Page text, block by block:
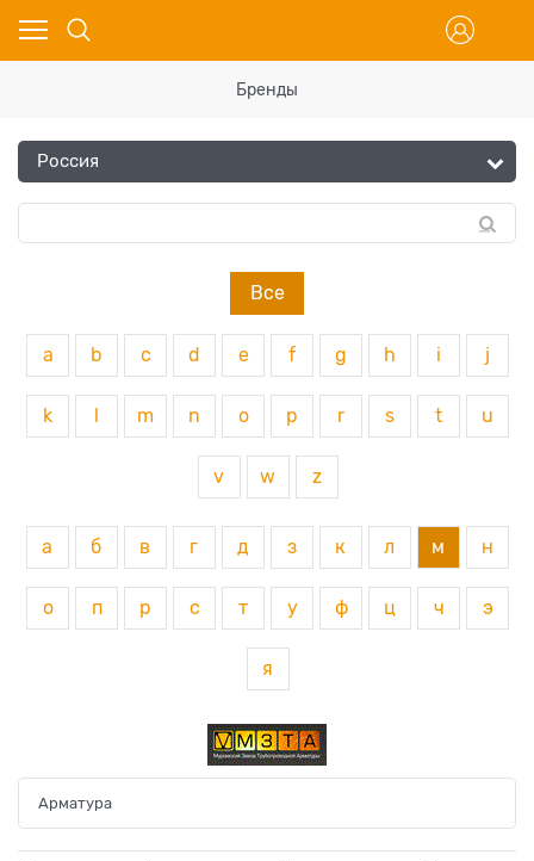
Бренды
Все
a b c d e f g h i j
k m n o p r s t u
v w z
а б в г д з к л м н
о п р с т у ф ц ч э
я
Арматура